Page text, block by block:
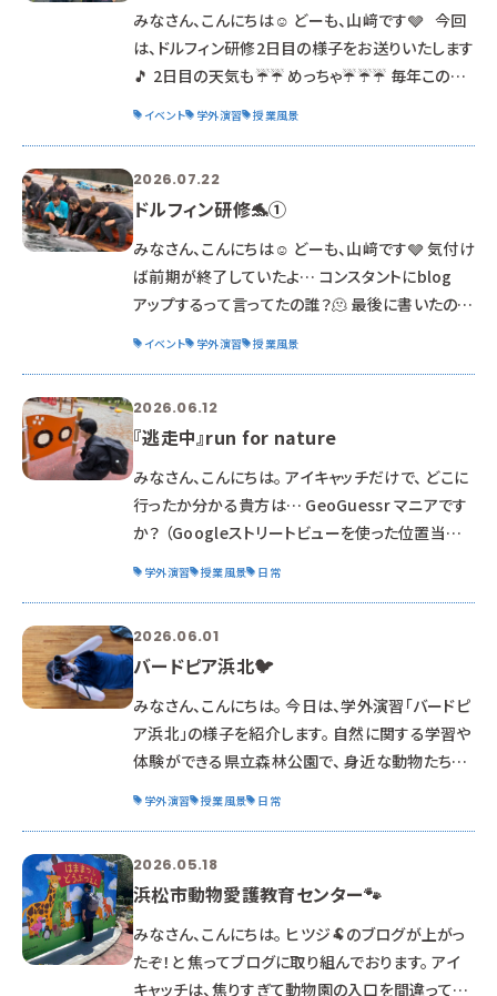
アム』🌎 こちらは静岡市にある施設で、2013年に
閉校した高校をリノベーションし、 「地球環境史」を
テー
みなさん、こんにちは☺ どーも、山﨑です🩶 今回
は、ドルフィン研修2日目の様子をお送りいたします
🎵 2日目の天気も☔☔ めっちゃ☔☔☔ 毎年この研
気いっぱいです😄 本日はスキンダイビングからス
タート🌊 みんなで浜辺まで歩いて移動し、まずは
準備体操を。 フィンとシュノーケルを付けて… ゆっ
くり入水🌊 大雨にも関わらず、この透明度は
イベント 学外演習 授業風景
2026.07.22
ドルフィン研修🐬①
みなさん、こんにちは☺ どーも、山﨑です🩶 気付け
ば前期が終了していたよ… コンスタントにblog
アップするって言ってたの誰？🫠 最後に書いたのい
ようなんだけど😲 時が光の速さで過ぎていくよ🌠
ドルフィン研修が実施されたのは6月末。 晴れ女🌞
として有名な私。 なーのーにー。さすがに台風には
全く歯が立たず😓 見事に2日間とも雨の中（なんな
ら
イベント 学外演習 授業風景
2026.06.12
『逃走中』run for nature
みなさん、こんにちは。 アイキャッチだけで、 どこに
行ったか分かる貴方は… GeoGuessr マニアです
か？ （Googleストリートビューを使った位置当て
す。 浜松のお隣、静岡県磐田市にある。 昆虫公園
で、作業をさせて頂く1日です。 お題に、上がってい
る『逃走中』 ネタ元はこちら。 今回のお仕事は、公
園内の池にいる外来種 「アメリカザリガニ」を捕獲
し
学外演習 授業風景 日常
2026.06.01
バードピア浜北🐦
みなさん、こんにちは。 今日は、学外演習「バードピ
ア浜北」の様子を紹介します。 自然に関する学習や
体験ができる県立森林公園で、 身近な動物たちの
双眼鏡👓に頼るまえに、 ピンポイントでどこの木に
止まっているのか 見つける事が必要です。 これは、
センスと技術 の両方が大事‼ バードピアには、大き
な吊り橋があり、 猛禽類が橋の下を通過する事が
見れたら超ラッキ
学外演習 授業風景 日常
2026.05.18
浜松市動物愛護教育センター🐾
みなさん、こんにちは。 ヒツジ🐏のブログが上がっ
たぞ！と 焦ってブログに取り組んでおります。 アイ
キャッチは、焦りすぎて動物園の入口を間違ってい